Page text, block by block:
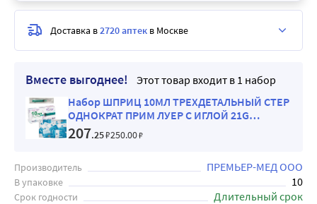
Вместе выгоднее!
Этот товар входит в 1 набор
Набор ШПРИЦ 10МЛ ТРЕХДЕТАЛЬНЫЙ СТЕР
ОДНОКРАТ ПРИМ ЛУЕР C ИГЛОЙ 21G
(0,8Х40ММ) N10 + Салфетка
антисептическая спиртовая white whale
207.25₽250.00₽
Производитель ПРЕМЬЕР-МЕД ООО
В упаковке 10
Срок годности Длительный срок
Доставка в2720 аптек в Москве